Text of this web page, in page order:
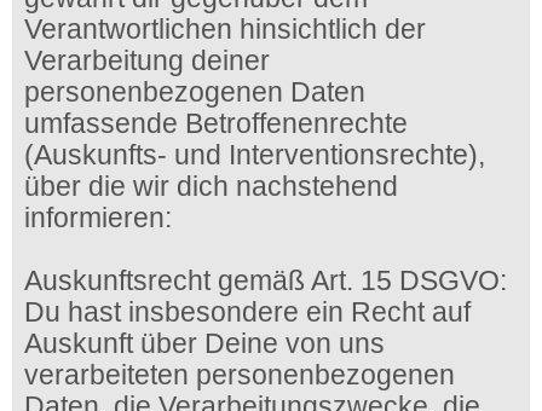
Verantwortlichen hinsichtlich der
Verarbeitung deiner
personenbezogenen Daten
umfassende Betroffenenrechte
(Auskunfts- und Interventionsrechte),
über die wir dich nachstehend
informieren:
Auskunftsrecht gemäß Art. 15 DSGVO:
Du hast insbesondere ein Recht auf
Auskunft über Deine von uns
verarbeiteten personenbezogenen